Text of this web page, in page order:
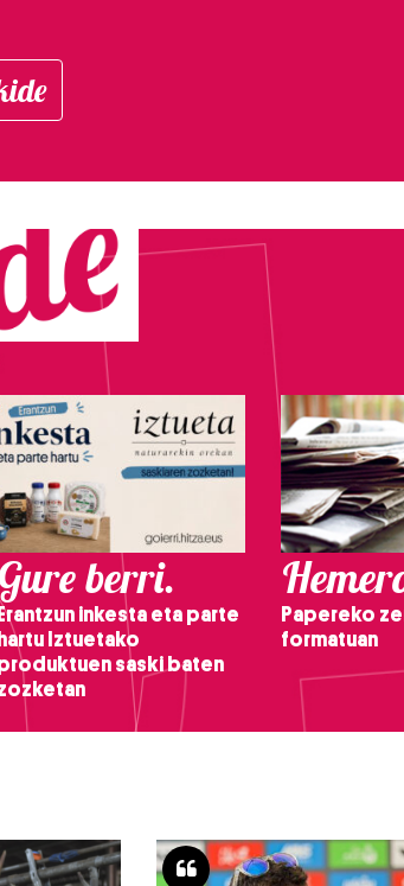
berri.
Erantzun inkesta eta parte
hartu Iztuetako
saski baten
Papereko
formatuan